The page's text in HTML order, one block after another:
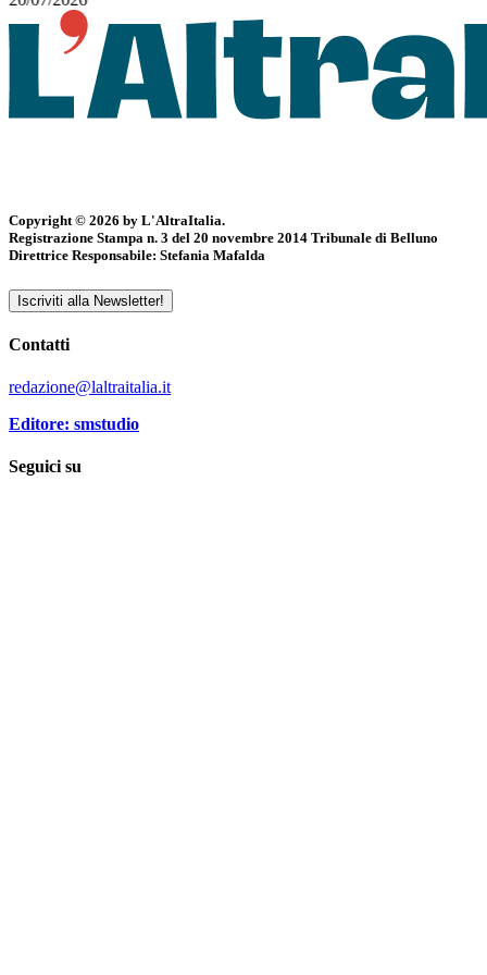
Copyright © 2026 by L'AltraItalia.
Registrazione Stampa n. 3 del 20 novembre 2014 Tribunale di Belluno
Direttrice Responsabile: Stefania Mafalda
Iscriviti alla Newsletter!
Contatti
redazione@laltraitalia.it
Editore: smstudio
Seguici su